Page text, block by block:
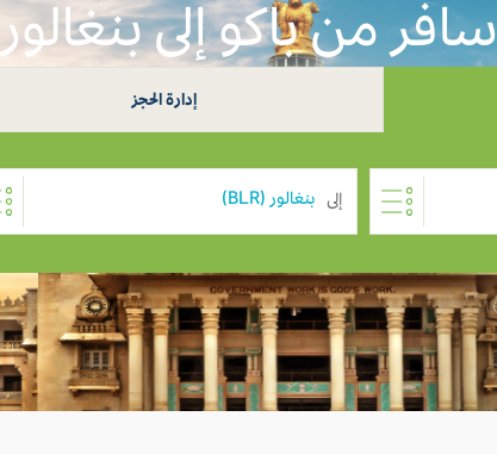
سافر من باكو إلى بنغالور USD 0
إدارة الحجز
إلى